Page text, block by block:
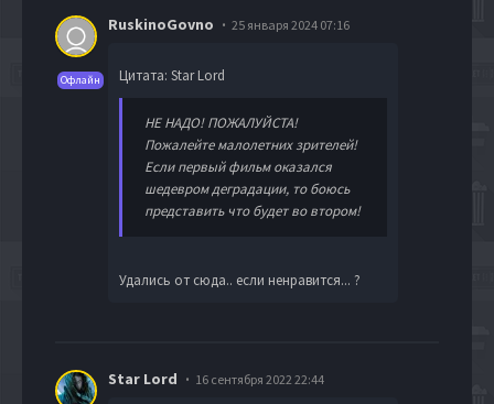
Офлайн
RuskinoGovno 25 января 2024 07:16
Цитата: Star Lord
НЕ НАДО! ПОЖАЛУЙСТА!
Пожалейте малолетних зрителей!
Если первый фильм оказался
шедевром деградации, то боюсь
представить что будет во втором!
Удались от сюда.. если ненравится... ?
Star Lord 16 сентября 2022 22:44